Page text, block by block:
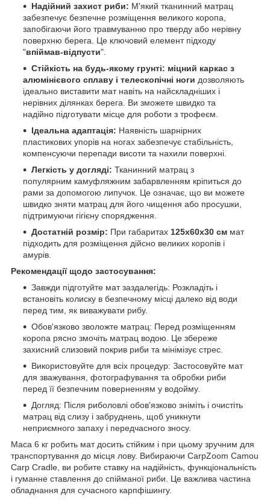
Надійний захист риби: М'який тканинний матрац
забезпечує безпечне розміщення великого коропа,
запобігаючи його травмуванню про тверду або нерівну
поверхню берега. Це ключовий елемент підходу
"впіймав-відпусти".
Стійкість на будь-якому грунті: міцний каркас з
алюмінієвого сплаву і телескопічні ноги дозволяють
ідеально виставити мат навіть на найскладніших і
нерівних ділянках берега. Ви зможете швидко та
надійно підготувати місце для роботи з трофеєм.
Ідеальна адаптація: Наявність шарнірних
пластикових упорів на ногах забезпечує стабільність,
компенсуючи перепади висоти та нахили поверхні.
Легкість у догляді: Тканинний матрац з
популярним камуфляжним забарвленням кріпиться до
рами за допомогою липучок. Це означає, що ви можете
швидко зняти матрац для його чищення або просушки,
підтримуючи гігієну спорядження.
Достатній розмір: При габаритах 125x60x30 см мат
підходить для розміщення дійсно великих коропів і
амурів.
Рекомендації щодо застосування:
Завжди підготуйте мат заздалегідь: Розкладіть і
встановіть колиску в безпечному місці далеко від води
перед тим, як виважувати рибу.
Обов'язково зволожте матрац: Перед розміщенням
коропа рясно змочіть матрац водою. Це збереже
захисний слизовий покрив риби та мінімізує стрес.
Використовуйте для всіх процедур: Застосовуйте мат
для зважування, фотографування та обробки риби
перед її безпечним поверненням у водойму.
Догляд: Після риболовлі обов'язково зніміть і очистіть
матрац від слизу і забруднень, щоб уникнути
неприємного запаху і передчасного зносу.
Маса 6 кг робить мат досить стійким і при цьому зручним для
транспортування до місця лову. Вибираючи CarpZoom Camou
Carp Cradle, ви робите ставку на надійність, функціональність
і гуманне ставлення до спійманої риби. Це важлива частина
обладнання для сучасного карпфішингу.